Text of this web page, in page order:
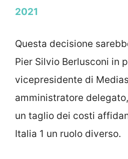
2021
Questa decisione
Pier Silvio Berlusconi in
vicepresidente di
amministratore
un taglio dei costi
Italia 1 un ruolo diverso.